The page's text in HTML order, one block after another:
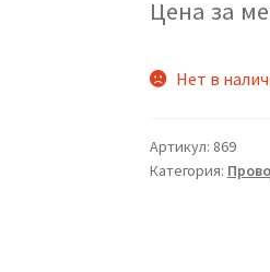
Цена за
Нет в
Артикул: 869
Категория: